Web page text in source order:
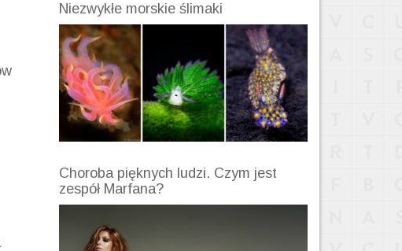
Niezwykłe morskie ślimaki
Choroba pięknych ludzi. Czym jest
zespół Marfana?